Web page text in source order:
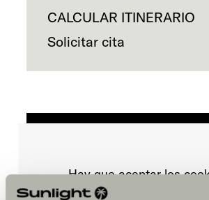
CALCULAR ITINERARIO
Solicitar cita
Hay que aceptar los
marketing para ver el